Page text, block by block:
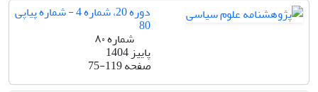
دوره 20، شماره 4 - شماره پیاپی
80
شماره ۸۰
پاییز 1404
صفحه75-119